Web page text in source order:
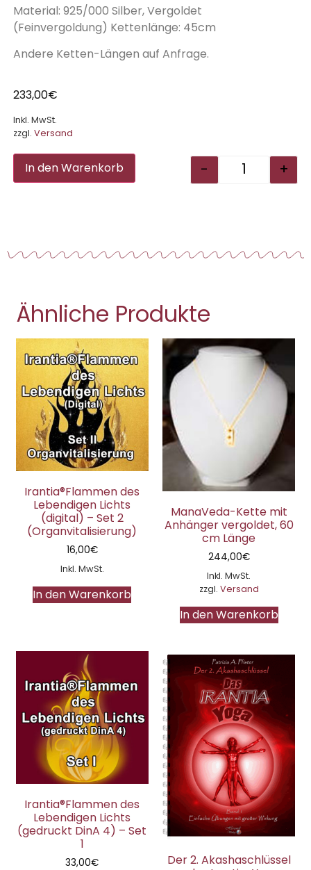
Material: 925/000 Silber, Vergoldet
(Feinvergoldung) Kettenlänge: 45cm
Andere Ketten-Längen auf Anfrage.
233,00€
Inkl. MwSt.
zzgl. Versand
- +
In den Warenkorb Alternative:
Ähnliche Produkte
Irantia®Flammen des
Lebendigen Lichts
(digital) – Set 2
(Organvitalisierung)
16,00€
Inkl. MwSt.
In den Warenkorb
ManaVeda-Kette mit
Anhänger vergoldet, 60
cm Länge
244,00€
Inkl. MwSt.
zzgl. Versand
In den Warenkorb
Irantia®Flammen des
Lebendigen Lichts
(gedruckt DinA 4) – Set
1
33,00€
Der 2. Akashaschlüssel